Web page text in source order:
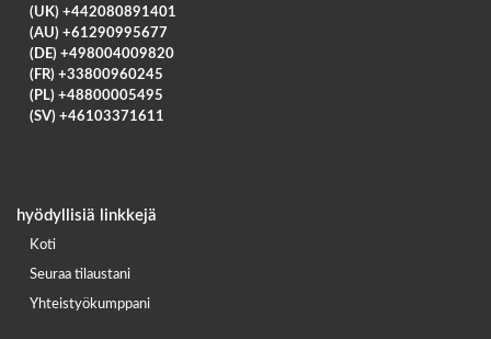
(UK) +442080891401
(AU) +61290995677
(DE) +498004009820
(FR) +33800960245
(PL) +48800005495
(SV) +46103371611
hyödyllisiä linkkejä
Koti
Seuraa tilaustani
Yhteistyökumppani